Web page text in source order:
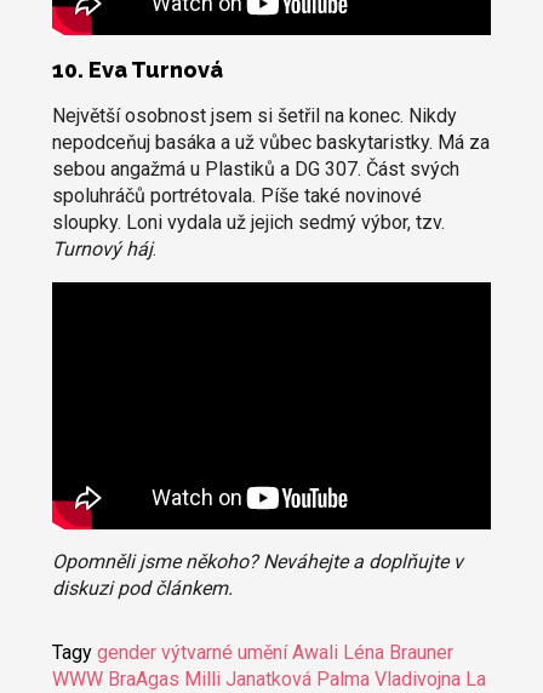
10. Eva Turnová
Největší osobnost jsem si šetřil na konec. Nikdy
nepodceňuj basáka a už vůbec baskytaristky. Má za
sebou angažmá u Plastiků a DG 307. Část svých
spoluhráčů portrétovala. Píše také novinové
sloupky. Loni vydala už jejich sedmý výbor, tzv.
Turnový háj.
Opomněli jsme někoho? Neváhejte a doplňujte v
diskuzi pod článkem.
Tagy gender výtvarné umění Awali Léna Brauner
WWW BraAgas Milli Janatková Palma Vladivojna La